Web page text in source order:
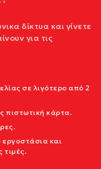
δίκτυα και γίνετε
για τις
σε λιγότερο από 2
πιστωτική κάρτα.
και
τιμές.